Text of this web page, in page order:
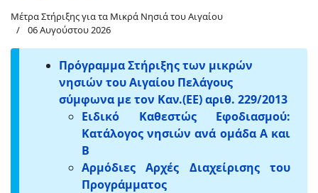
Μέτρα Στήριξης για τα Μικρά Νησιά του Αιγαίου
06 Αυγούστου 2026
Πρόγραμμα Στήριξης των μικρών
νησιών του Αιγαίου Πελάγους
σύμφωνα με τον Καν.(ΕΕ) αριθ. 229/2013
Ειδικό Καθεστώς Εφοδιασμού:
Κατάλογος νησιών ανά ομάδα Α και
Β
Αρμόδιες Αρχές Διαχείρισης του
Προγράμματος